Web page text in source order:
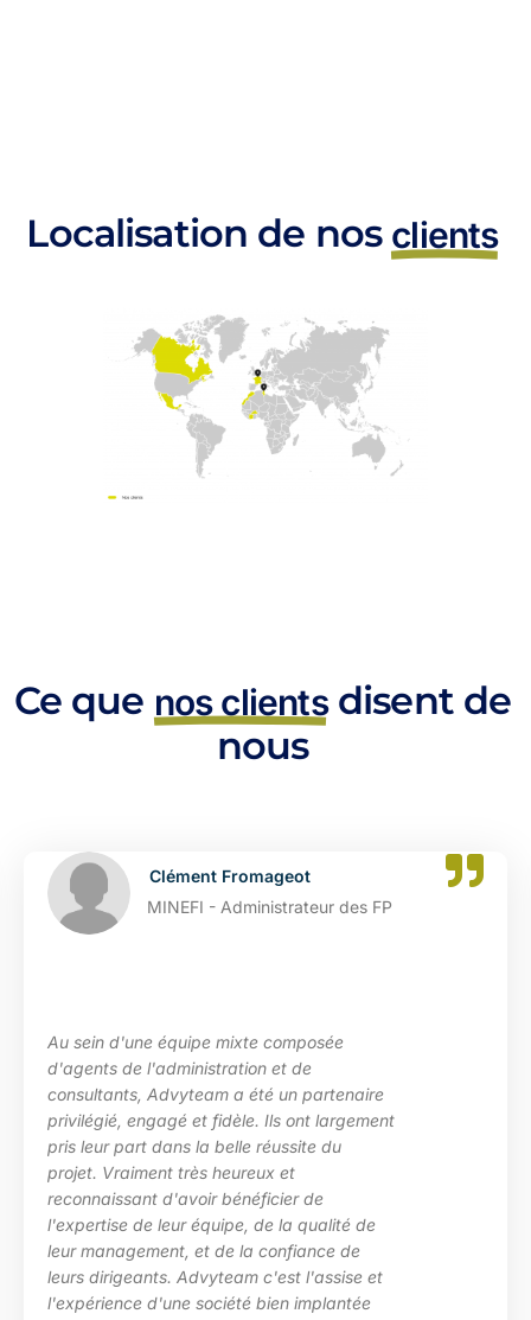
Localisation de nos clients
Ce que nos clientsdisent de
nous
Clément Fromageot
MINEFI - Administrateur des FP
Au sein d'une équipe mixte composée
d'agents de l'administration et de
consultants, Advyteam a été un partenaire
privilégié, engagé et fidèle. Ils ont largement
pris leur part dans la belle réussite du
projet. Vraiment très heureux et
reconnaissant d'avoir bénéficier de
l'expertise de leur équipe, de la qualité de
leur management, et de la confiance de
leurs dirigeants. Advyteam c'est l'assise et
l'expérience d'une société bien implantée